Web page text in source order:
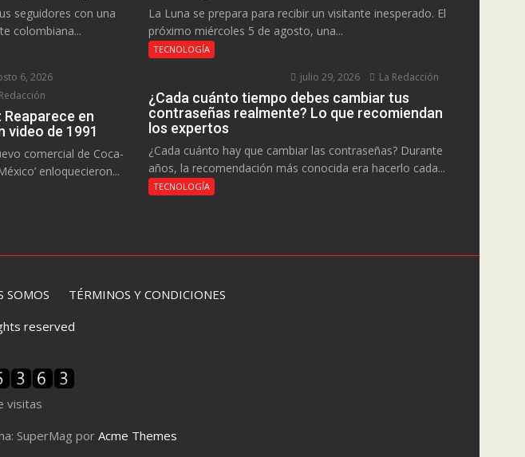
seguidores con una
colombiana...
6, 2026
Reaparece en
video de 1991
comercial de Coca-
enloquecieron...
La Luna se prepara para recibir un visitante inesperado. El
próximo miércoles 5 de agosto, una...
TECNOLOGÍA
julio 29, 2026 La Redacción
¿Cada cuánto tiempo debes cambiar tus
contraseñas realmente? Lo que recomiendan
los expertos
¿Cada cuánto hay que cambiar las contraseñas? Durante
años, la recomendación más conocida era hacerlo cada...
TECNOLOGÍA
TÉRMINOS Y CONDICIONES
reserved
visitas
SuperMag porAcme Themes